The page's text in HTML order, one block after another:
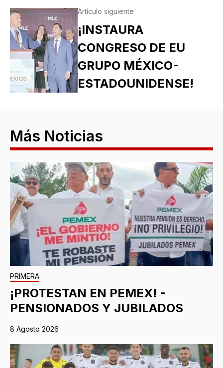
Artículo siguiente
¡INSTAURA
CONGRESO DE EU
GRUPO MÉXICO-
ESTADOUNIDENSE!
Más Noticias
PRIMERA
¡PROTESTAN EN PEMEX! -
PENSIONADOS Y JUBILADOS
8 Agosto 2026